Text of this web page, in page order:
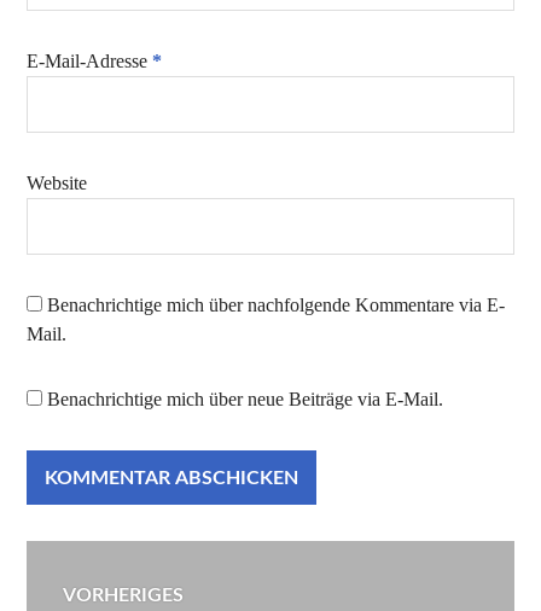
E-Mail-Adresse *
Website
Benachrichtige mich über nachfolgende Kommentare via E-
Mail.
Benachrichtige mich über neue Beiträge via E-Mail.
Beitragsnavigation
VORHERIGES